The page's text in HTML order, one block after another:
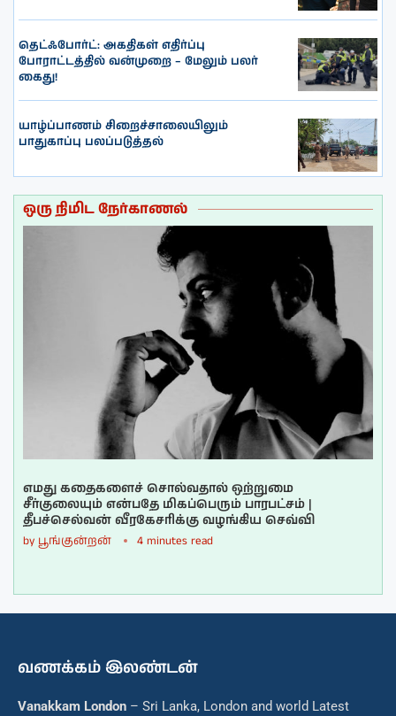
தெட்ஃபோர்ட்: அகதிகள் எதிர்ப்பு
போராட்டத்தில் வன்முறை – மேலும் பலர்
கைது!
யாழ்ப்பாணம் சிறைச்சாலையிலும்
பாதுகாப்பு பலப்படுத்தல்
ஒரு நிமிட நேர்காணல்
எமது கதைகளைச் சொல்வதால் ஒற்றுமை
சீர்குலையும் என்பதே மிகப்பெரும் பாரபட்சம் |
தீபச்செல்வன் வீரகேசரிக்கு வழங்கிய செவ்வி
by பூங்குன்றன் 4 minutes read
வணக்கம் இலண்டன்
Vanakkam London – Sri Lanka, London and world Latest